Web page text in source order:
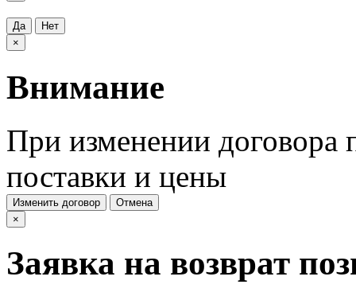
Да
Нет
×
Внимание
При изменении договора
поставки и цены
Изменить договор
Отмена
×
Заявка на возврат